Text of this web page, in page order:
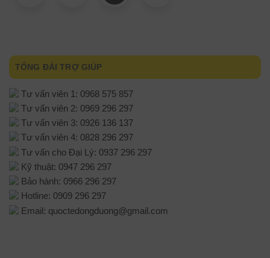
TỔNG ĐÀI TRỢ GIÚP
Tư vấn viên 1: 0968 575 857
Tư vấn viên 2: 0969 296 297
Tư vấn viên 3: 0926 136 137
Tư vấn viên 4: 0828 296 297
Tư vấn cho Đại Lý: 0937 296 297
Kỹ thuật: 0947 296 297
Bảo hành: 0966 296 297
Hotline: 0909 296 297
Email: quoctedongduong@gmail.com